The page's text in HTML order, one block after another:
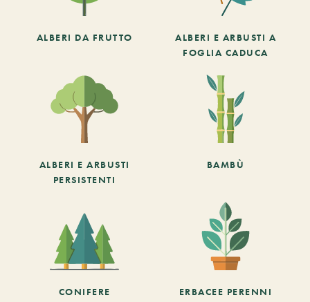
ALBERI DA FRUTTO
ALBERI E ARBUSTI A
FOGLIA CADUCA
ALBERI E ARBUSTI
PERSISTENTI
BAMBÙ
CONIFERE ERBACEE PERENNI